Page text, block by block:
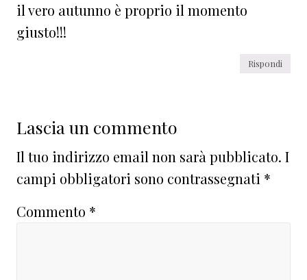
il vero autunno è proprio il momento
giusto!!!
Rispondi
Lascia un commento
Il tuo indirizzo email non sarà pubblicato. I
campi obbligatori sono contrassegnati *
Commento *